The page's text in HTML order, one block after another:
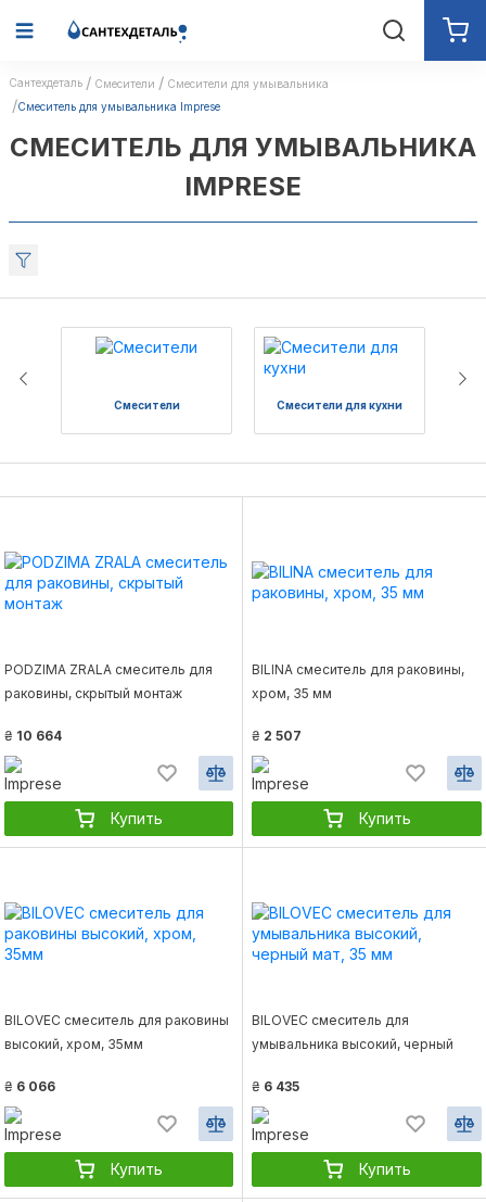
Сантехдеталь Смесители
Смесители для умывальника
Смеситель для умывальника Imprese
СМЕСИТЕЛЬ ДЛЯ УМЫВАЛЬНИКА
IMPRESE
Смесители Смесители для кухни
PODZIMA ZRALA смеситель для
раковины, скрытый монтаж
₴ 10 664
Купить
BILINA смеситель для раковины,
хром, 35 мм
₴ 2 507
Купить
BILOVEC смеситель для раковины
высокий, хром, 35мм
₴ 6 066
Купить
BILOVEC смеситель для
умывальника высокий, черный
₴ 6 435
Купить